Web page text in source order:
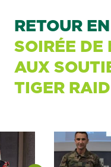
RETOUR
SOIRÉE DE
AUX
TIGER